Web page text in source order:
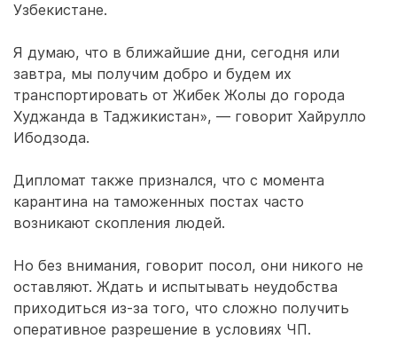
Узбекистане.
Я думаю, что в ближайшие дни, сегодня или
завтра, мы получим добро и будем их
транспортировать от Жибек Жолы до города
Худжанда в Таджикистан», — говорит Хайрулло
Ибодзода.
Дипломат также признался, что с момента
карантина на таможенных постах часто
возникают скопления людей.
Но без внимания, говорит посол, они никого не
оставляют. Ждать и испытывать неудобства
приходиться из-за того, что сложно получить
оперативное разрешение в условиях ЧП.